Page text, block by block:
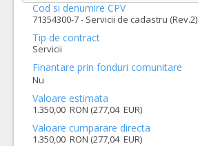
Cod si denumire CPV
71354300-7 - Servicii de cadastru (Rev.2)
Tip de contract
Servicii
Finantare prin fonduri comunitare
Nu
Valoare estimata
1.350,00 RON (277,04 EUR)
Valoare cumparare directa
1.350,00 RON (277,04 EUR)